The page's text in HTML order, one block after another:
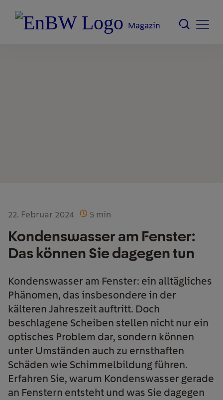
Magazin
22. Februar 2024 5 min
Kondenswasser am Fenster:
Das können Sie dagegen tun
Kondenswasser am Fenster: ein alltägliches
Phänomen, das insbesondere in der
kälteren Jahreszeit auftritt. Doch
beschlagene Scheiben stellen nicht nur ein
optisches Problem dar, sondern können
unter Umständen auch zu ernsthaften
Schäden wie Schimmelbildung führen.
Erfahren Sie, warum Kondenswasser gerade
an Fenstern entsteht und was Sie dagegen